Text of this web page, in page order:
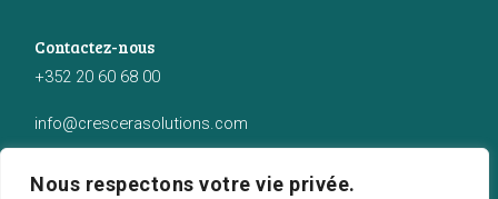
Nous respectons votre vie privée.
Contactez-nous
+352 20 60 68 00
info@crescerasolutions.com